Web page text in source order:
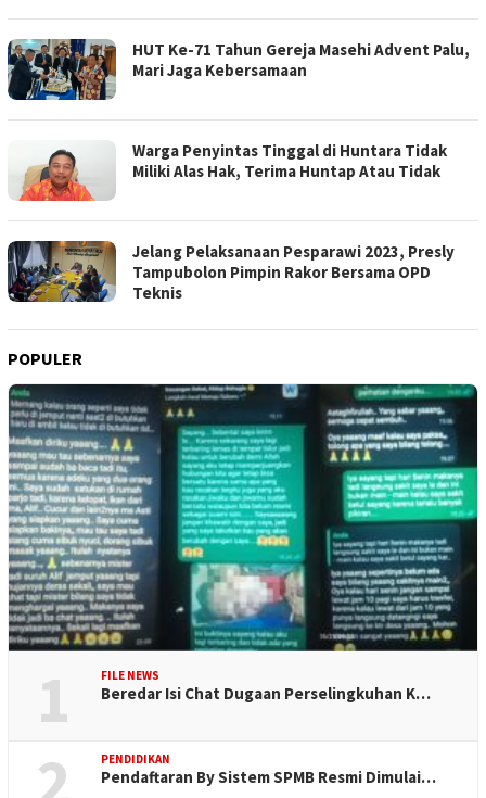
HUT Ke-71 Tahun Gereja Masehi Advent Palu,
Mari Jaga Kebersamaan
Warga Penyintas Tinggal di Huntara Tidak
Miliki Alas Hak, Terima Huntap Atau Tidak
Jelang Pelaksanaan Pesparawi 2023, Presly
Tampubolon Pimpin Rakor Bersama OPD
Teknis
POPULER
1 FILE NEWS
Beredar Isi Chat Dugaan Perselingkuhan K…
PENDIDIKAN
Pendaftaran By Sistem SPMB Resmi Dimulai…